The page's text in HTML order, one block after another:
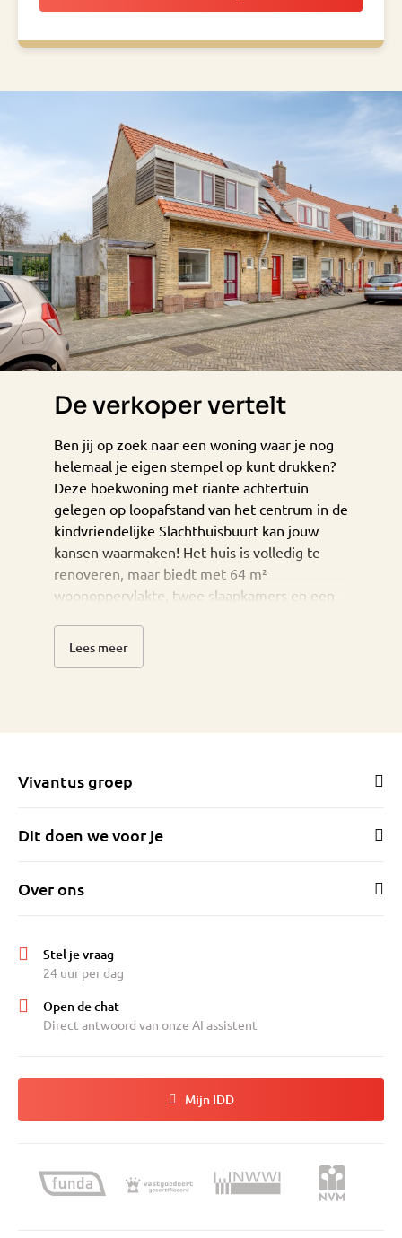
De verkoper vertelt
Ben jij op zoek naar een woning waar je nog
helemaal je eigen stempel op kunt drukken?
Deze hoekwoning met riante achtertuin
gelegen op loopafstand van het centrum in de
kindvriendelijke Slachthuisbuurt kan jouw
kansen waarmaken! Het huis is volledig te
renoveren, maar biedt met 64 m²
woonoppervlakte, twee slaapkamers en een
Lees meer
Vivantus groep
Dit doen we voor je
Over ons
Stel je vraag
24 uur per dag
Open de chat
Direct antwoord van onze AI assistent
Mijn IDD